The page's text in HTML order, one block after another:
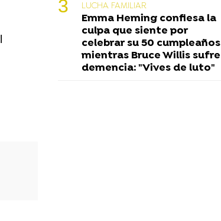
LUCHA FAMILIAR
Emma Heming confiesa la
culpa que siente por
celebrar su 50 cumpleaños
mientras Bruce Willis sufre
demencia: "Vives de luto"